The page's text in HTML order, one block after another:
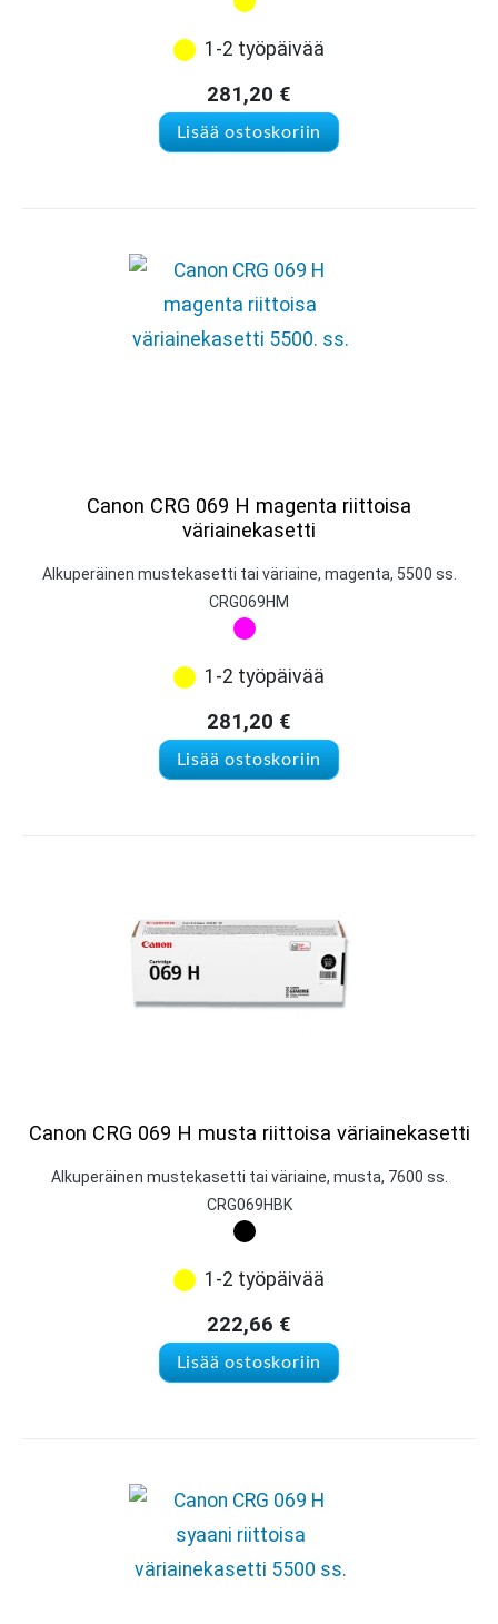
1-2 työpäivää
281,20 €
Lisää ostoskoriin
Canon CRG 069 H magenta riittoisa
väriainekasetti
Alkuperäinen mustekasetti tai väriaine, magenta, 5500 ss.
CRG069HM
1-2 työpäivää
281,20 €
Lisää ostoskoriin
Canon CRG 069 H musta riittoisa väriainekasetti
Alkuperäinen mustekasetti tai väriaine, musta, 7600 ss.
CRG069HBK
1-2 työpäivää
222,66 €
Lisää ostoskoriin